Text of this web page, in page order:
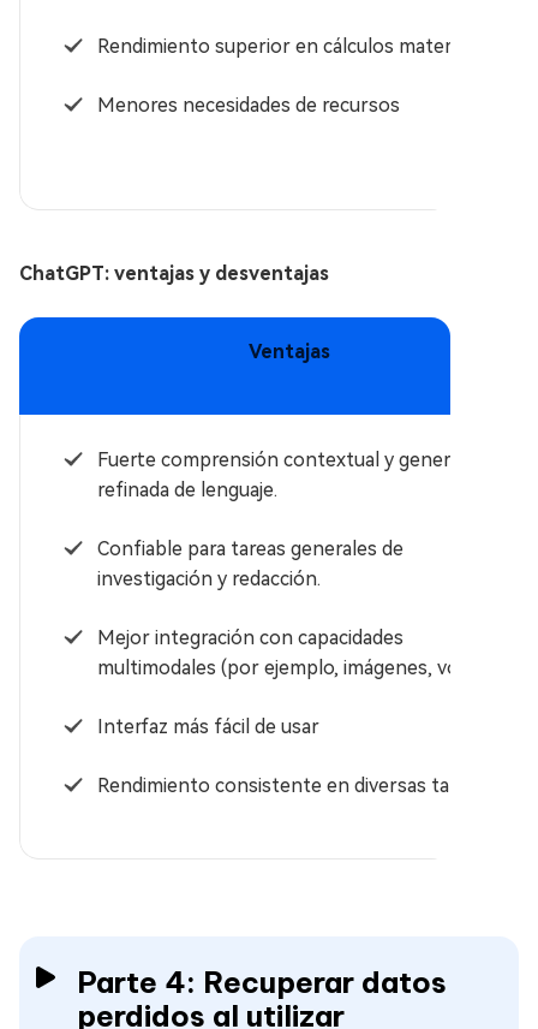
Rendimiento superior en cálculos matemáticos
Menores necesidades de recursos
ChatGPT: ventajas y desventajas
Ventajas
Fuerte comprensión contextual y generación
refinada de lenguaje.
Confiable para tareas generales de
investigación y redacción.
Mejor integración con capacidades
multimodales (por ejemplo, imágenes, voz)
Interfaz más fácil de usar
Rendimiento consistente en diversas tareas
Parte 4: Recuperar datos
perdidos al utilizar